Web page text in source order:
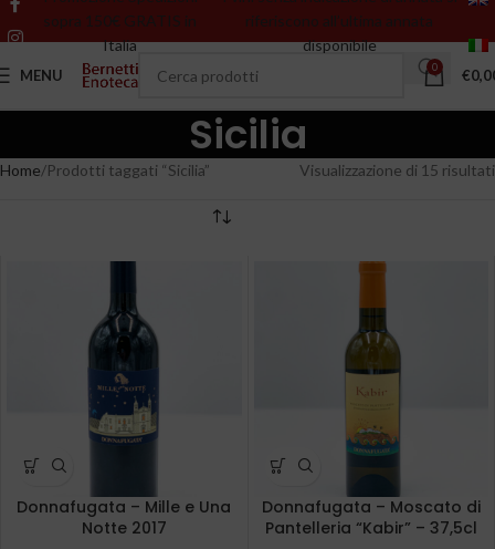
sopra 150€ GRATIS in
Italia
riferiscono all’ultima annata
disponibile
MENU 0 €
Sicilia
Home Prodotti taggati “Sicilia” Visualizzazione di 15 risultati
Donnafugata – Mille e Una
Notte 2017
Donnafugata – Moscato di
Pantelleria “Kabir” – 37,5cl